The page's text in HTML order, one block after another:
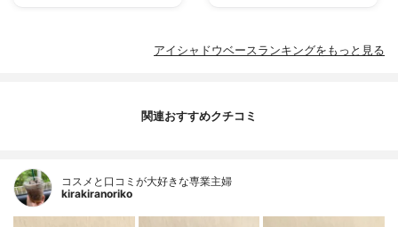
アイシャドウベースランキングをもっと見る
関連おすすめクチコミ
コスメと口コミが大好きな専業主婦
kirakiranoriko